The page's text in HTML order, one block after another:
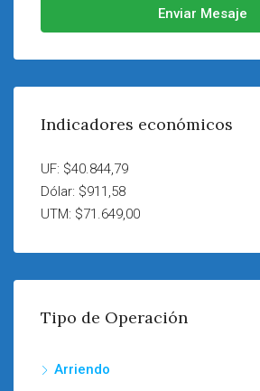
Enviar Mesaje
Indicadores económicos
UF: $40.844,79
Dólar: $911,58
UTM: $71.649,00
Tipo de Operación
Arriendo